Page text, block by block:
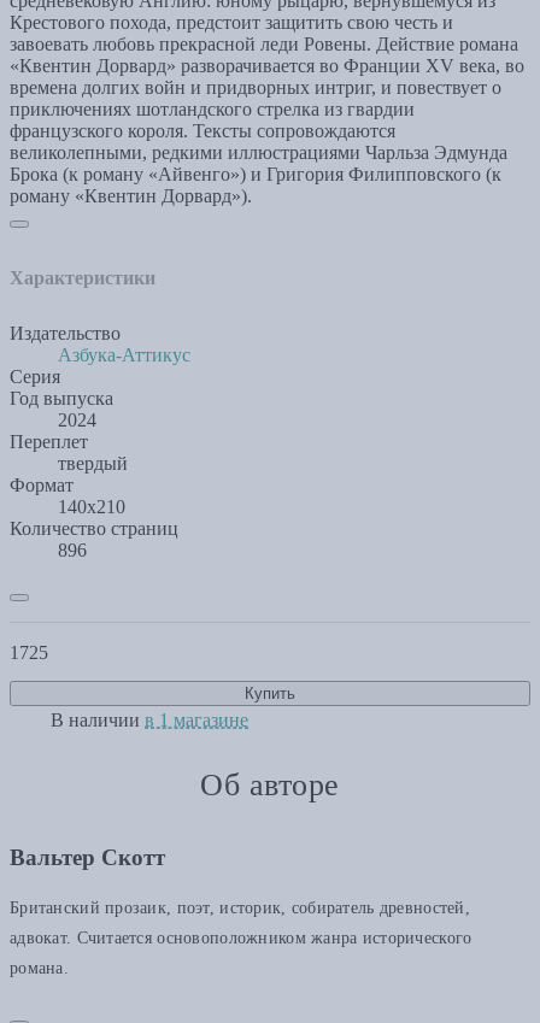
Крестового похода, предстоит защитить свою честь и
завоевать любовь прекрасной леди Ровены. Действие романа
«Квентин Дорвард» разворачивается во Франции XV века, во
времена долгих войн и придворных интриг, и повествует о
приключениях шотландского стрелка из гвардии
французского короля. Тексты сопровождаются
великолепными, редкими иллюстрациями Чарльза Эдмунда
Брока (к роману «Айвенго») и Григория Филипповского (к
роману «Квентин Дорвард»).
Характеристики
Издательство
Азбука-Аттикус
Серия
Год выпуска
2024
Переплет
твердый
Формат
140х210
Количество страниц
896
1725
Купить
В наличии в 1 магазине
Об авторе
Вальтер Скотт
Британский прозаик, поэт, историк, собиратель древностей,
адвокат. Считается основоположником жанра исторического
романа.